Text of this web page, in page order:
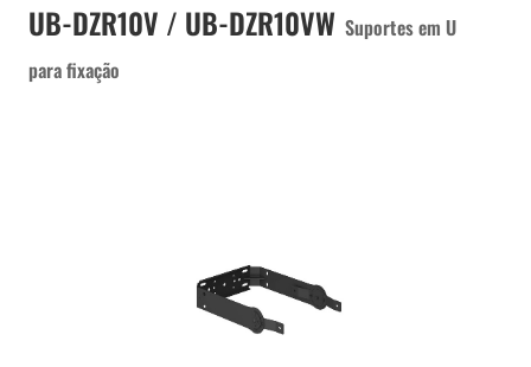
UB-DZR10V / UB-DZR10VW Suportes em U
para fixação